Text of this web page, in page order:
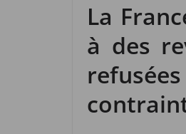
La
à des